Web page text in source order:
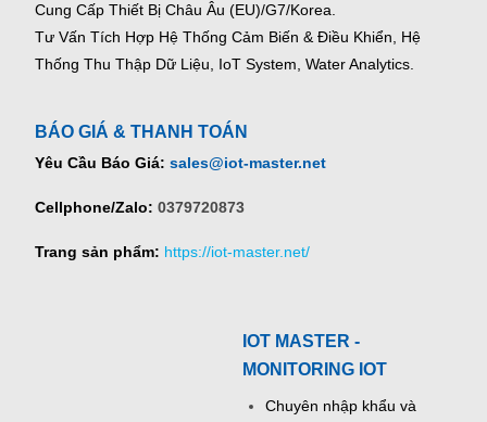
Cung Cấp Thiết Bị Châu Âu (EU)/G7/Korea.
Tư Vấn Tích Hợp Hệ Thống Cảm Biến & Điều Khiển, Hệ
Thống Thu Thập Dữ Liệu, IoT System, Water Analytics.
BÁO GIÁ & THANH TOÁN
Yêu Cầu Báo Giá: sales@iot-master.net
Cellphone/Zalo: 0379720873
Trang sản phẩm: https://iot-master.net/
IOT MASTER -
MONITORING IOT
Chuyên nhập khẩu và